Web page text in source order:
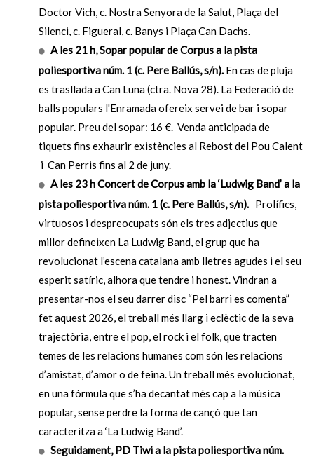
Doctor Vich, c. Nostra Senyora de la Salut, Plaça del
Silenci, c. Figueral, c. Banys i Plaça Can Dachs.
A les 21 h, Sopar popular de Corpus a la pista
poliesportiva núm. 1 (c. Pere Ballús, s/n).En cas de pluja
es trasllada a Can Luna (ctra. Nova 28). La Federació de
balls populars l'Enramada ofereix servei de bar i sopar
popular. Preu del sopar: 16 €. Venda anticipada de
tiquets fins exhaurir existències al Rebost del Pou Calent
i Can Perris fins al 2 de juny.
A les 23 h Concert de Corpus amb la ‘Ludwig Band’ a la
pista poliesportiva núm. 1 (c. Pere Ballús, s/n). Prolífics,
virtuosos i despreocupats són els tres adjectius que
millor defineixen La Ludwig Band, el grup que ha
revolucionat l’escena catalana amb lletres agudes i el seu
esperit satíric, alhora que tendre i honest. Vindran a
presentar-nos el seu darrer disc “Pel barri es comenta”
fet aquest 2026, el treball més llarg i eclèctic de la seva
trajectòria, entre el pop, el rock i el folk, que tracten
temes de les relacions humanes com són les relacions
d’amistat, d’amor o de feina. Un treball més evolucionat,
en una fórmula que s’ha decantat més cap a la música
popular, sense perdre la forma de cançó que tan
caracteritza a ‘La Ludwig Band’.
Seguidament, PD Tiwi a la pista poliesportiva núm.